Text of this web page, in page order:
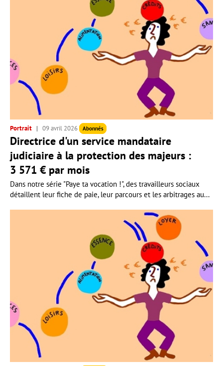
Portrait 09 avril 2026 Abonnés
Directrice d'un service mandataire
judiciaire à la protection des majeurs :
3 571 € par mois
Dans notre série "Paye ta vocation !", des travailleurs sociaux
détaillent leur fiche de paie, leur parcours et les arbitrages au...